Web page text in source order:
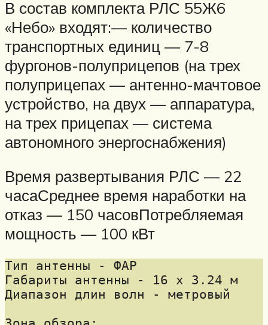
В состав комплекта РЛС 55Ж6
«Небо» входят:— количество
транспортных единиц — 7-8
фургонов-полуприцепов (на трех
полуприцепах — антенно-мачтовое
устройство, на двух — аппаратура,
на трех прицепах — система
автономного энергоснабжения)
Время развертывания РЛС — 22
часаСреднее время наработки на
отказ — 150 часовПотребляемая
мощность — 100 кВт
Тип антенны - ФАР
Габариты антенны - 16 х 3.24 м
Диапазон длин волн - метровый